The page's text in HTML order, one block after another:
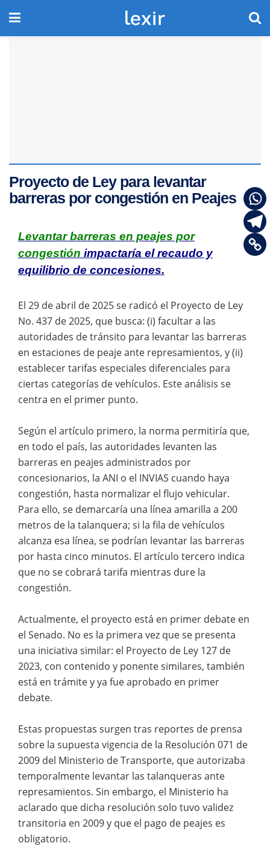
Proyecto de Ley para levantar
barreras por congestión en Peajes
Levantar barreras en peajes por
congestión impactaría el recaudo y
equilibrio de concesiones.
El 29 de abril de 2025 se radicó el Proyecto de Ley
No. 437 de 2025, que busca: (i) facultar a las
autoridades de tránsito para levantar las barreras
en estaciones de peaje ante represamientos, y (ii)
establecer tarifas especiales diferenciales para
ciertas categorías de vehículos. Este análisis se
centra en el primer punto.
Según el artículo primero, la norma permitiría que,
en todo el país, las autoridades levanten las
barreras en peajes administrados por
concesionarios, la ANI o el INVIAS cuando haya
congestión, hasta normalizar el flujo vehicular.
Para ello, se demarcaría una línea amarilla a 200
metros de la talanquera; si la fila de vehículos
alcanza esa línea, se podrían levantar las barreras
por hasta cinco minutos. El artículo tercero indica
que no se cobrará tarifa mientras dure la
congestión.
Actualmente, el proyecto está en primer debate en
el Senado. No es la primera vez que se presenta
una iniciativa similar: el Proyecto de Ley 127 de
2023, con contenido y ponente similares, también
está en trámite y ya fue aprobado en primer
debate.
Estas propuestas surgen tras reportes de prensa
sobre la supuesta vigencia de la Resolución 071 de
2009 del Ministerio de Transporte, que autorizaba
temporalmente levantar las talanqueras ante
represamientos. Sin embargo, el Ministerio ha
aclarado que dicha resolución solo tuvo validez
transitoria en 2009 y que el pago de peajes es
obligatorio.